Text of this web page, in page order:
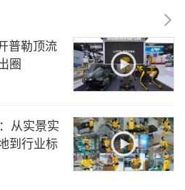
K2大黄蜂为代表的工业级人
高危、高强度作业场景中展
。
底隔离为核心理念，将人员
毒气体等高风险环境中全面
普勒顶流
圈
从实景实
到行业标